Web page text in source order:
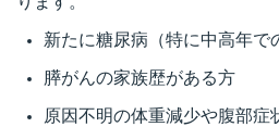
新たに糖尿病（特に中高年で
膵がんの家族歴がある方
原因不明の体重減少や腹部症